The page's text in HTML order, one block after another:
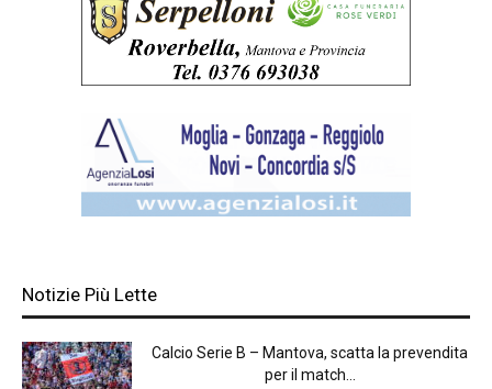
Notizie Più Lette
Calcio Serie B – Mantova, scatta la prevendita
per il match...